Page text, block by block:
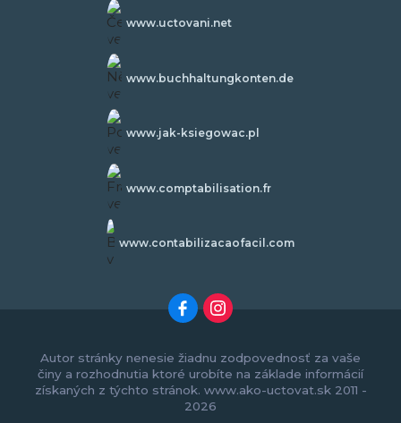
www.uctovani.net
www.buchhaltungkonten.de
www.jak-ksiegowac.pl
www.comptabilisation.fr
www.contabilizacaofacil.com
Autor stránky nenesie žiadnu zodpovednosť za vaše
činy a rozhodnutia ktoré urobíte na základe informácií
získaných z týchto stránok. www.ako-uctovat.sk 2011 -
2026